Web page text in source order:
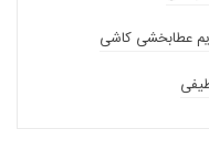
عطابخشی کاشی